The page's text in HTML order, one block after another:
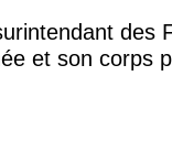
et son corps